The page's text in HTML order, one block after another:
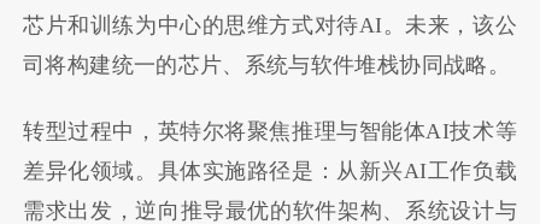
芯片和训练为中心的思维方式对待AI。未来，该公
司将构建统一的芯片、系统与软件堆栈协同战略。
转型过程中，英特尔将聚焦推理与智能体AI技术等
差异化领域。具体实施路径是：从新兴AI工作负载
需求出发，逆向推导最优的软件架构、系统设计与